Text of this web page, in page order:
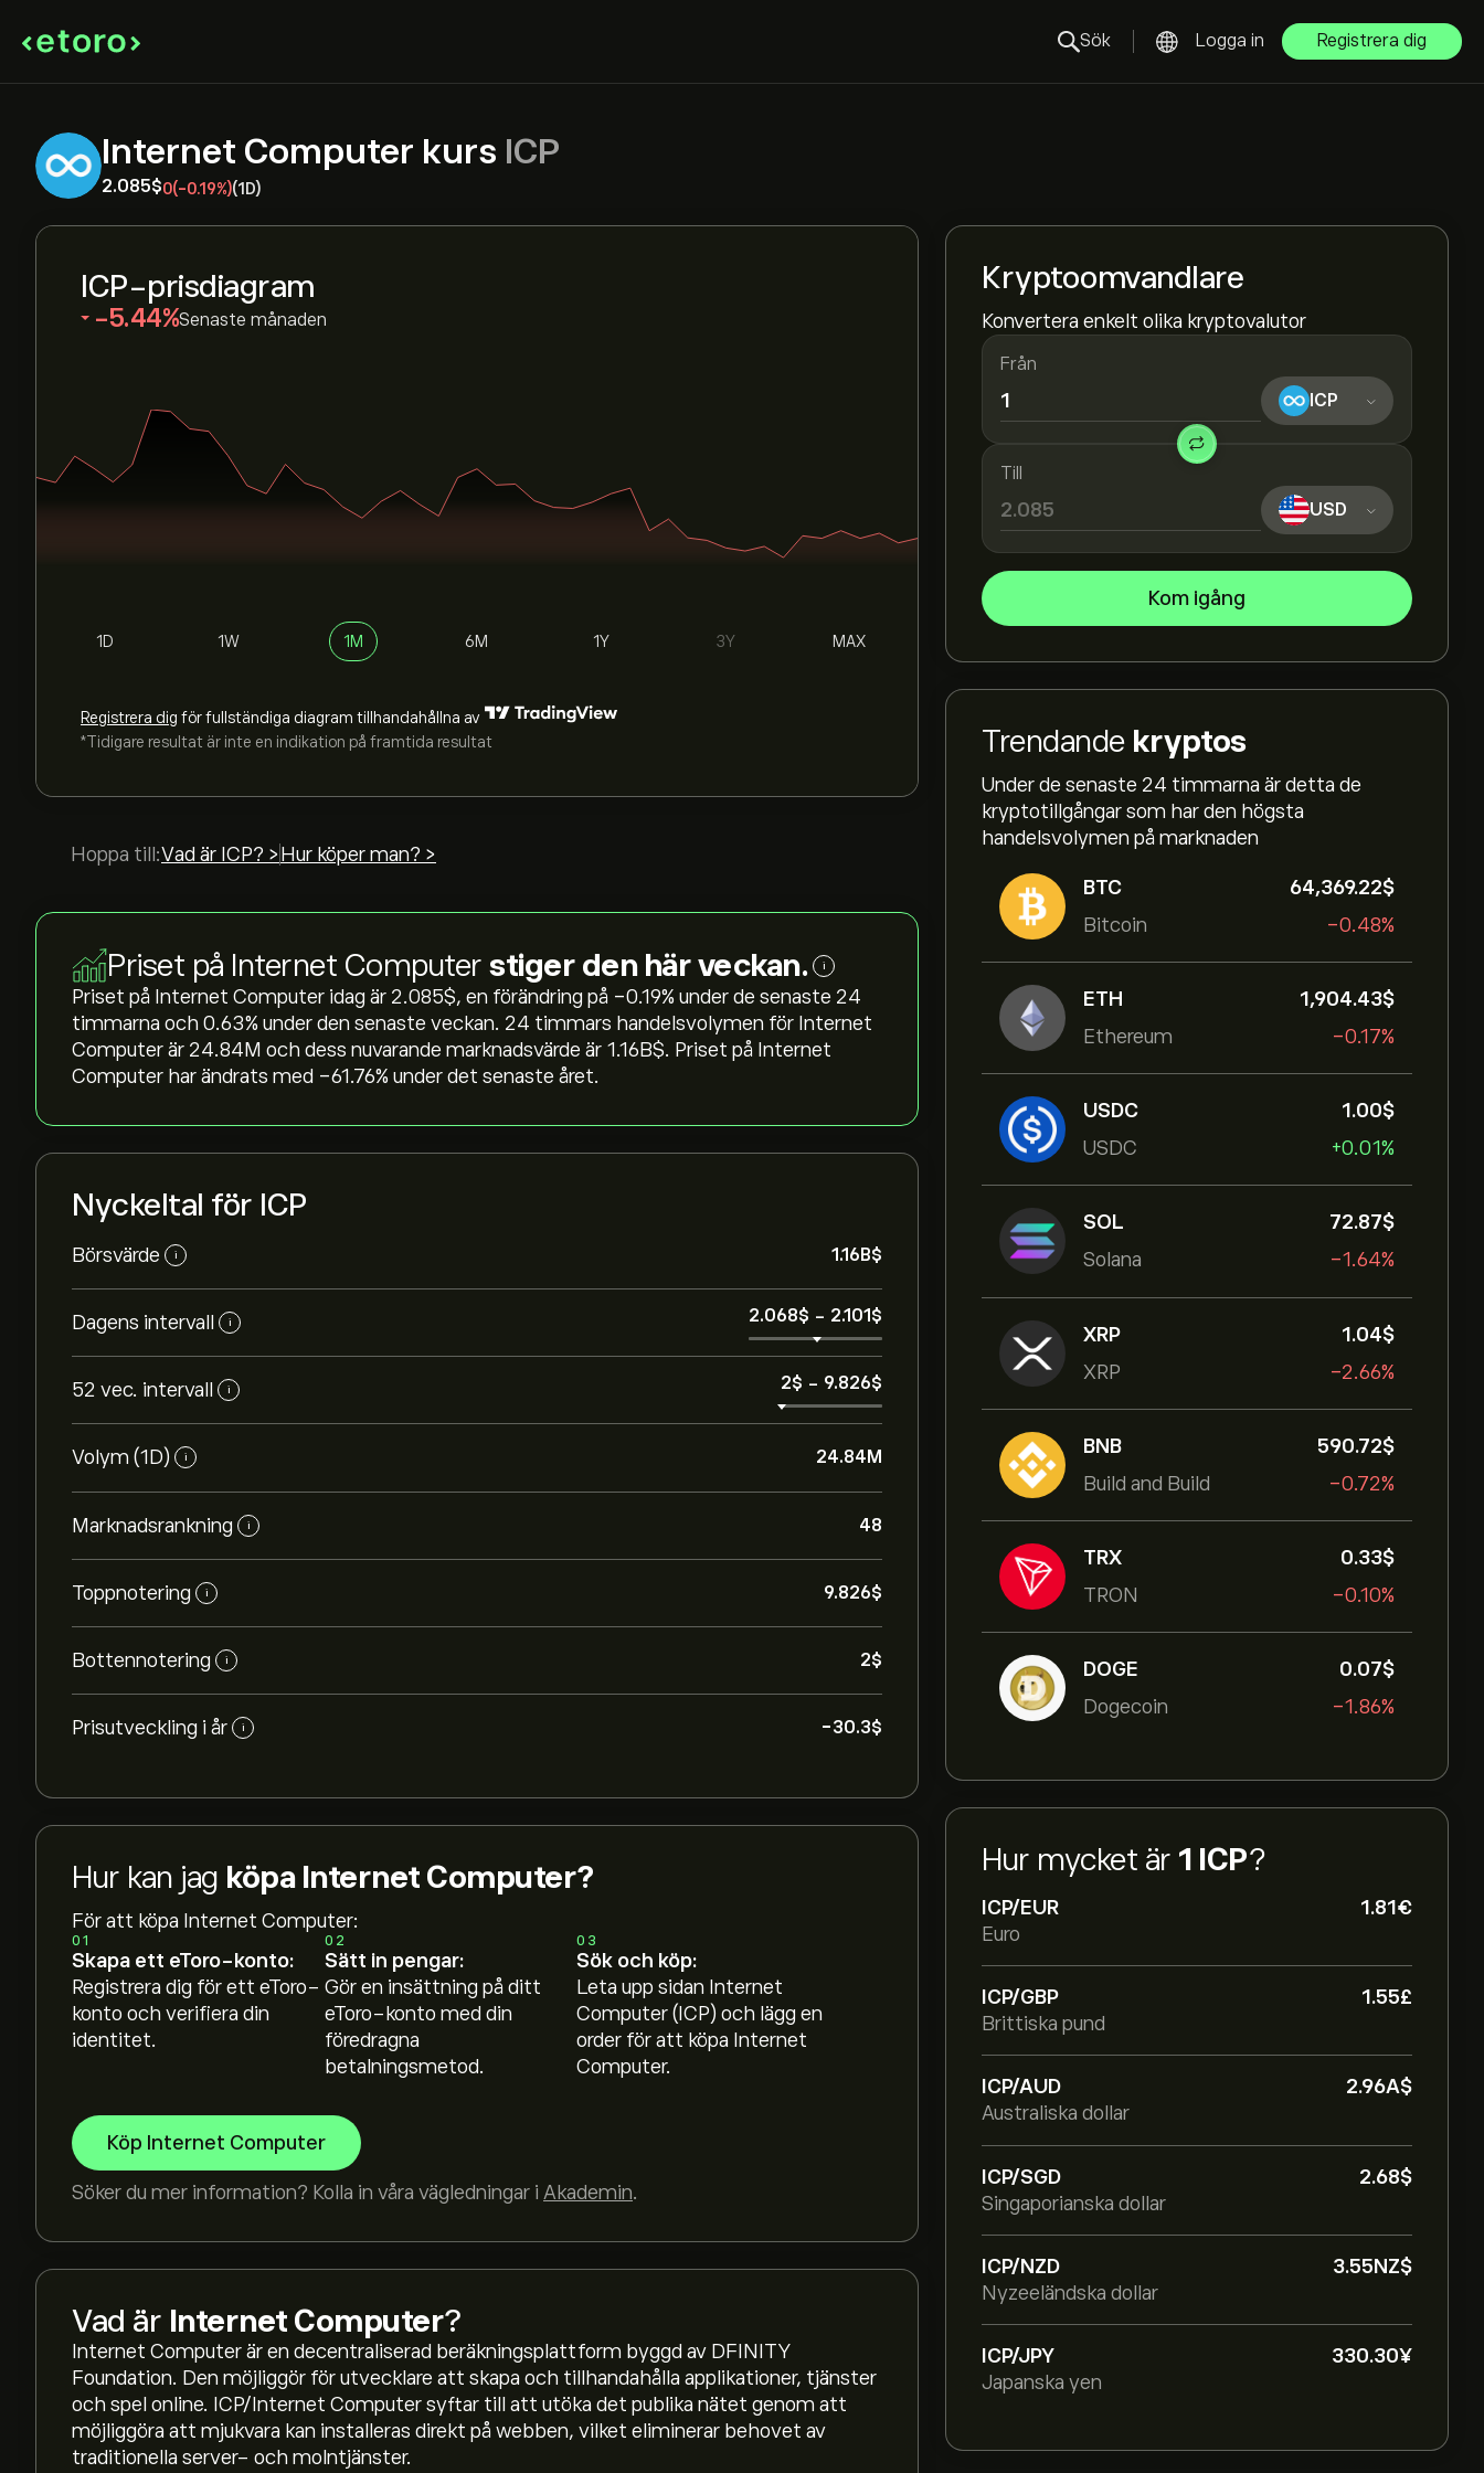
Sök Logga in Registrera dig
Internet Computer kurs ICP
2.085‎$‎0(-0.19%)(1D)
Kryptoomvandlare
Konvertera enkelt olika kryptovalutor
Från
ICP
Till
USD
Kom igång
Trendande kryptos
Under de senaste 24 timmarna är detta de
kryptotillgångar som har den högsta
handelsvolymen på marknaden
BTC
Bitcoin
64,369.22‎$‎
-0.48%
ETH
Ethereum
1,904.43‎$‎
-0.17%
USDC
USDC
1.00‎$‎
+0.01%
SOL
Solana
72.87‎$‎
-1.64%
XRP
XRP
1.04‎$‎
-2.66%
BNB
Build and Build
590.72‎$‎
-0.72%
TRX
TRON
0.33‎$‎
-0.10%
DOGE
Dogecoin
0.07‎$‎
-1.86%
Hur mycket är 1 ICP?
ICP/EUR
1.81‎€‎
Euro
ICP/GBP
1.55‎£‎
Brittiska pund
ICP/AUD
2.96‎A$‎
Australiska dollar
ICP/SGD
2.68‎$‎
Singaporianska dollar
ICP/NZD
3.55‎NZ$‎
Nyzeeländska dollar
ICP/JPY
330.30‎¥‎
Japanska yen
ICP-prisdiagram
‎-5.44‎ Senaste månaden
1D 1W 1M 6M 1Y 3Y MAX
Registrera dig för fullständiga diagram tillhandahållna av
*Tidigare resultat är inte en indikation på framtida resultat
Hoppa till:Vad är ICP? > Hur köper man? >
Priset på Internet Computer stiger den här veckan. i
Priset på Internet Computer idag är 2.085‎$‎, en förändring på ‎-0.19‎% under de senaste 24
timmarna och ‎0.63‎% under den senaste veckan. 24 timmars handelsvolymen för Internet
Computer är 24.84M och dess nuvarande marknadsvärde är 1.16B‎$‎. Priset på Internet
Computer har ändrats med ‎-61.76‎% under det senaste året.
Nyckeltal för ICP
Börsvärde i 1.16B‎$‎
Dagens intervall i 2.068‎$‎ - 2.101‎$‎
52 vec. intervall i 2‎$‎ - 9.826‎$‎
Volym (1D) i 24.84M
Marknadsrankning i 48
Toppnotering i 9.826‎$‎
Bottennotering i 2‎$‎
Prisutveckling i år i -30.3‎$‎
Hur kan jag köpa Internet Computer?
För att köpa Internet Computer:
01
Skapa ett eToro-konto:
Registrera dig för ett eToro-
konto och verifiera din
identitet.
02
Sätt in pengar:
Gör en insättning på ditt
eToro-konto med din
föredragna
betalningsmetod.
03
Sök och köp:
Leta upp sidan Internet
Computer (ICP) och lägg en
order för att köpa Internet
Computer.
Köp Internet Computer
Söker du mer information? Kolla in våra vägledningar i Akademin.
Vad är Internet Computer?
Internet Computer är en decentraliserad beräkningsplattform byggd av DFINITY
Foundation. Den möjliggör för utvecklare att skapa och tillhandahålla applikationer, tjänster
och spel online. ICP/Internet Computer syftar till att utöka det publika nätet genom att
möjliggöra att mjukvara kan installeras direkt på webben, vilket eliminerar behovet av
traditionella server- och molntjänster.
Det aktuella priset på ICP är 2.085‎$‎